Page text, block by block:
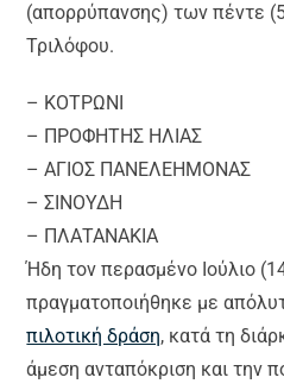
(απορρύπανσης) των πέντε
Τριλόφου.
– ΚΟΤΡΩΝΙ
– ΠΡΟΦΗΤΗΣ ΗΛΙΑΣ
– ΑΓΙΟΣ ΠΑΝΕΛΕΗΜΟΝΑΣ
– ΣΙΝΟΥΔΗ
– ΠΛΑΤΑΝΑΚΙΑ
Ήδη τον περασμένο Ιούλιο
πραγματοποιήθηκε με
πιλοτική δράση, κατά τη
άμεση ανταπόκριση και την